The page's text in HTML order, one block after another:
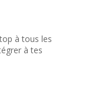
à tous les
à tes